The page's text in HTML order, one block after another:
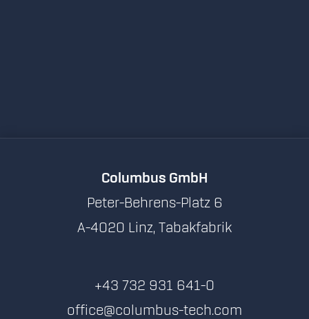
Columbus GmbH
Peter-Behrens-Platz 6
A-4020 Linz, Tabakfabrik
+43 732 931 641-0
office@columbus-tech.com